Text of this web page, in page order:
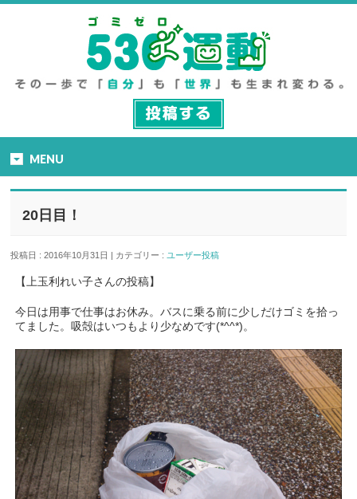
MENU
20日目！
投稿日 : 2016年10月31日 | カテゴリー :ユーザー投稿
【上玉利れい子さんの投稿】
今日は用事で仕事はお休み。バスに乗る前に少しだけゴミを拾っ
てました。吸殻はいつもより少なめです(*^^*)。